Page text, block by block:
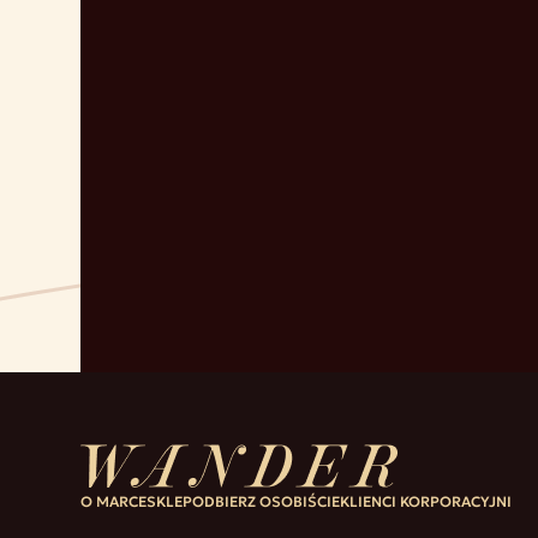
O MARCESKLEPODBIERZ OSOBIŚCIEKLIENCI KORPORACYJNI